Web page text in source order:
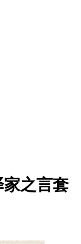
之言套